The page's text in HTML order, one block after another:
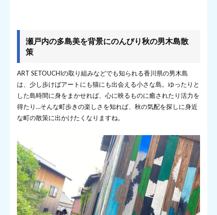
瀬戸内の多島美を背景にのんびり秋の男木島散
策
ART SETOUCHIの取り組みなどでも知られる香川県の男木島
は、少し歩けばアートにも猫にも出会える小さな島。ゆったりと
した島時間に身をまかせれば、心に映るものに癒されたり活力を
得たり…そんな町歩きの楽しさを知れば、秋の気配を探しに身近
な町の散策に出かけたくなりますね。